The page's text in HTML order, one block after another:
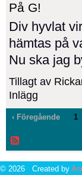
På G!
Div hyvlat
hämtas på
Nu ska jag
Tillagt av
Inlägg
‹ Föregående 1
© 2026 Created by